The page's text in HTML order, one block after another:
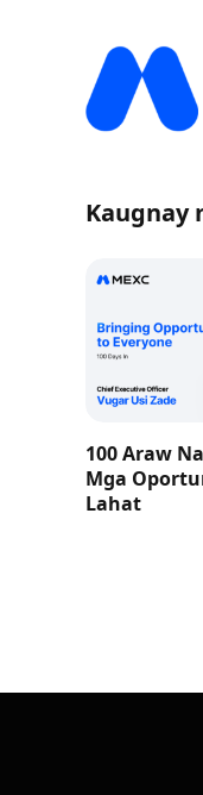
Kaugnay
100 Araw
Mga
Lahat